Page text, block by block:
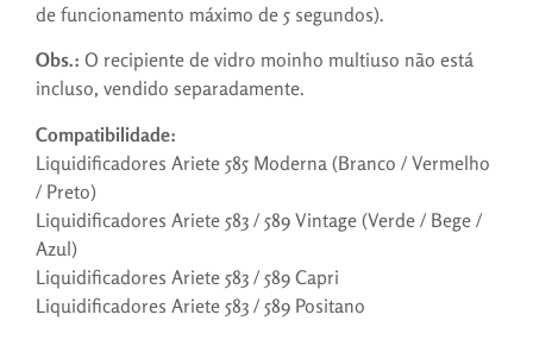
de funcionamento máximo de 5 segundos).
Obs.: O recipiente de vidro moinho multiuso não está
incluso, vendido separadamente.
Compatibilidade:
Liquidificadores Ariete 585 Moderna (Branco / Vermelho
/ Preto)
Liquidificadores Ariete 583 / 589 Vintage (Verde / Bege /
Azul)
Liquidificadores Ariete 583 / 589 Capri
Liquidificadores Ariete 583 / 589 Positano